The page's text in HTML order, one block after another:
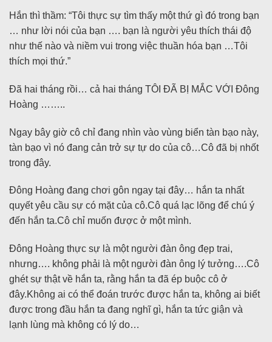
Hắn thì thầm: “Tôi thực sự tìm thấy một thứ gì đó trong bạn
… như lời nói của bạn …. bạn là người yêu thích thái độ
như thế nào và niềm vui trong việc thuần hóa bạn …Tôi
thích mọi thứ.”
Đã hai tháng rồi… cả hai tháng TÔI ĐÃ BỊ MẮC VỚI Đông
Hoàng ……..
Ngay bây giờ cô chỉ đang nhìn vào vùng biển tàn bạo này,
tàn bạo vì nó đang cản trở sự tự do của cô…Cô đã bị nhốt
trong đây.
Đông Hoàng đang chơi gôn ngay tại đây… hắn ta nhất
quyết yêu cầu sự có mặt của cô.Cô quá lạc lõng để chú ý
đến hắn ta.Cô chỉ muốn được ở một mình.
Đông Hoàng thực sự là một người đàn ông đẹp trai,
nhưng…. không phải là một người đàn ông lý tưởng….Cô
ghét sự thật về hắn ta, rằng hắn ta đã ép buộc cô ở
đây.Không ai có thể đoán trước được hắn ta, không ai biết
được trong đầu hắn ta đang nghĩ gì, hắn ta tức giận và
lạnh lùng mà không có lý do…